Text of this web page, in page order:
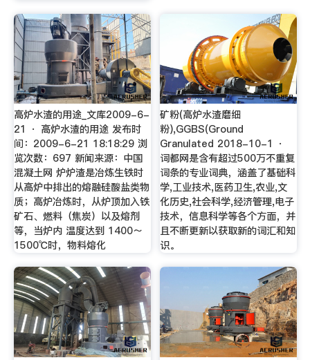
高炉水渣的用途_文库2009-6-
21 · 高炉水渣的用途 发布时
间：2009-6-21 18:18:29 浏
览次数：697 新闻来源：中国
混凝土网 炉炉渣是冶炼生铁时
从高炉中排出的熔融硅酸盐类物
质；高炉冶炼时，从炉顶加入铁
矿石、燃料（焦炭）以及熔剂
等，当炉内 温度达到 1400～
1500℃时，物料熔化
矿粉(高炉水渣磨细
粉),GGBS(Ground
Granulated 2018-10-1 ·
词都网是含有超过500万不重复
词条的专业词典，涵盖了基础科
学,工业技术,医药卫生,农业,文
化历史,社会科学,经济管理,电子
技术，信息科学等各个方面，并
且不断更新以获取新的词汇和知
识。